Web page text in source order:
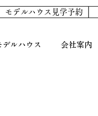
モデルハウス見学予約
デルハウス 会社案内